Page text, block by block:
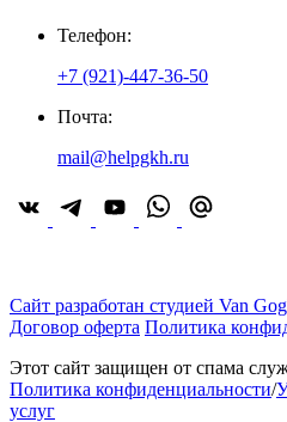
Телефон:
+7 (921)-447-36-50
Почта:
mail@helpgkh.ru
Сайт разработан студией Van
Договор оферта Политика
Этот сайт защищен от спама
Политика конфиденциальности/
услуг